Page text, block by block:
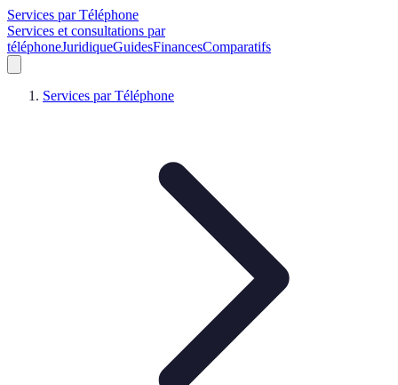
Services par Téléphone
Services et consultations par
téléphoneJuridiqueGuidesFinancesComparatifs
Services par Téléphone